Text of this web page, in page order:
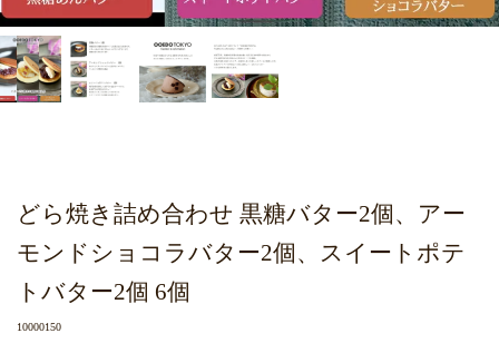
どら焼き詰め合わせ 黒糖バター2個、アー
モンドショコラバター2個、スイートポテ
トバター2個 6個
10000150